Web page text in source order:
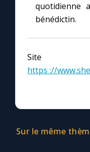
Mes intentions de
Une Minute avec
Une neuvaine
À la une
1000 Raisons de
quotidienne
bénédictin.
Site
https ://
Sur le même